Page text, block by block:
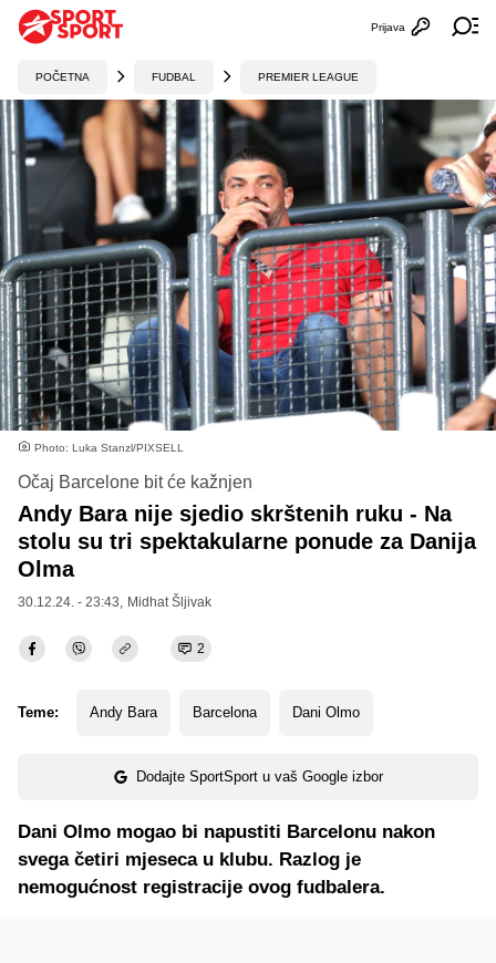
Otvori
Prijava
POČETNA FUDBAL PREMIER LEAGUE
Photo: Luka Stanzl/PIXSELL
Očaj Barcelone bit će kažnjen
Andy Bara nije sjedio skrštenih ruku - Na
stolu su tri spektakularne ponude za Danija
Olma
30.12.24. - 23:43, Midhat Šljivak
2
Teme: Andy Bara Barcelona Dani Olmo
Dodajte SportSport u vaš Google izbor
Dani Olmo mogao bi napustiti Barcelonu nakon
svega četiri mjeseca u klubu. Razlog je
nemogućnost registracije ovog fudbalera.